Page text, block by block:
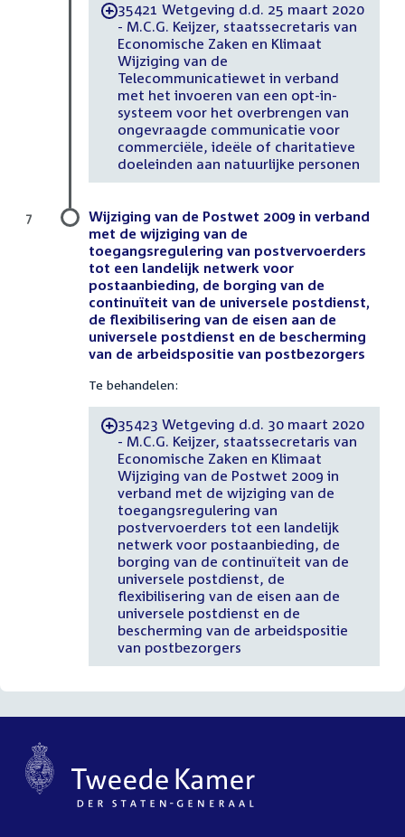
-35421 Wetgeving d.d. 25 maart 2020
- M.C.G. Keijzer, staatssecretaris van
Economische Zaken en Klimaat
Wijziging van de
Telecommunicatiewet in verband
met het invoeren van een opt-in-
systeem voor het overbrengen van
ongevraagde communicatie voor
commerciële, ideële of charitatieve
doeleinden aan natuurlijke personen
Wijziging van de Postwet 2009 in verband
met de wijziging van de
toegangsregulering van postvervoerders
tot een landelijk netwerk voor
postaanbieding, de borging van de
continuïteit van de universele postdienst,
de flexibilisering van de eisen aan de
universele postdienst en de bescherming
van de arbeidspositie van postbezorgers
Te behandelen:
-35423 Wetgeving d.d. 30 maart 2020
- M.C.G. Keijzer, staatssecretaris van
Economische Zaken en Klimaat
Wijziging van de Postwet 2009 in
verband met de wijziging van de
toegangsregulering van
postvervoerders tot een landelijk
netwerk voor postaanbieding, de
borging van de continuïteit van de
universele postdienst, de
flexibilisering van de eisen aan de
universele postdienst en de
bescherming van de arbeidspositie
van postbezorgers
7